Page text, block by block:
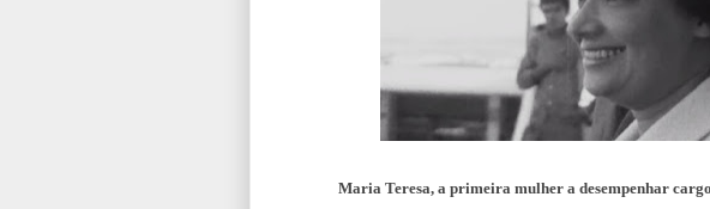
Maria Teresa, a primeira mulher a desempenhar